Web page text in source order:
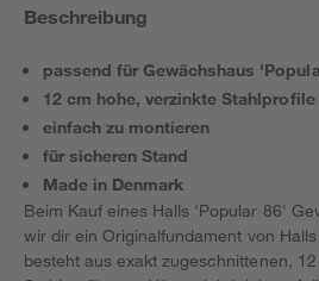
Beschreibung
passend für Gewächshaus
12 cm hohe, verzinkte Stahlprofile
einfach zu montieren
für sicheren Stand
Made in Denmark
Beim Kauf eines Halls 'Popular 86'
wir dir ein Originalfundament von
besteht aus exakt zugeschnittenen,